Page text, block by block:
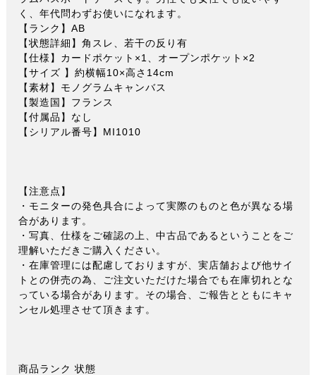
く、年代問わずお使いになれます。
【ランク】AB
【状態詳細】角スレ、若干の反り有
【仕様】カードポケット×1、オープンポケット×2
【サイズ 】約横幅10×高さ14cm
【素材】モノグラムキャンバス
【製造国】フランス
【付属品】なし
【シリアル番号】MI1010
【注意点】
・モニターの発色具合によって実際のものと色が異なる場
合があります。
・写真、仕様をご確認の上、中古品であるということをご
理解いただきご購入ください。
・在庫管理には配慮しておりますが、実店舗および他サイ
トとの併売の為、ご注文いただけた場合でも在庫切れとな
っている場合があります。その場合、ご報告とともにキャ
ンセル処理させて頂きます。
商品ランク 状態